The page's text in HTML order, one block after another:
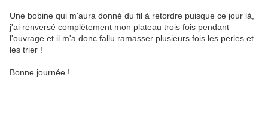
Une bobine qui m'aura donné du fil à retordre puisque ce jour là,
j'ai renversé complètement mon plateau trois fois pendant
l'ouvrage et il m'a donc fallu ramasser plusieurs fois les perles et
les trier !
Bonne journée !